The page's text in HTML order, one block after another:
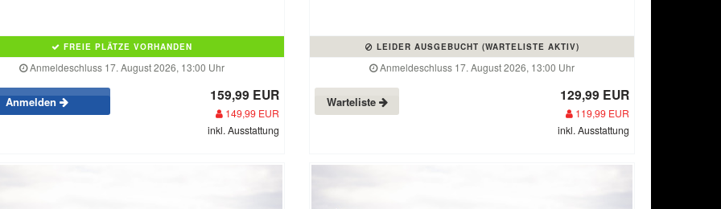
FREIE PLÄTZE VORHANDEN
Anmeldeschluss 17. August 2026, 13:00 Uhr
Anmelden 159,99 EUR
149,99 EUR
inkl. Ausstattung
LEIDER AUSGEBUCHT (WARTELISTE AKTIV)
Anmeldeschluss 17. August 2026, 13:00 Uhr
Warteliste 129,99 EUR
119,99 EUR
inkl. Ausstattung